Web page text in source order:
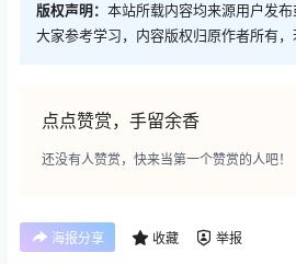
版权声明： 本站所载内容均来源用户发
大家参考学习，内容版权归原作者所有，
点点赞赏，手留余香
还没有人赞赏，快来当第一个赞赏的人吧！
海报分享 收藏 举报